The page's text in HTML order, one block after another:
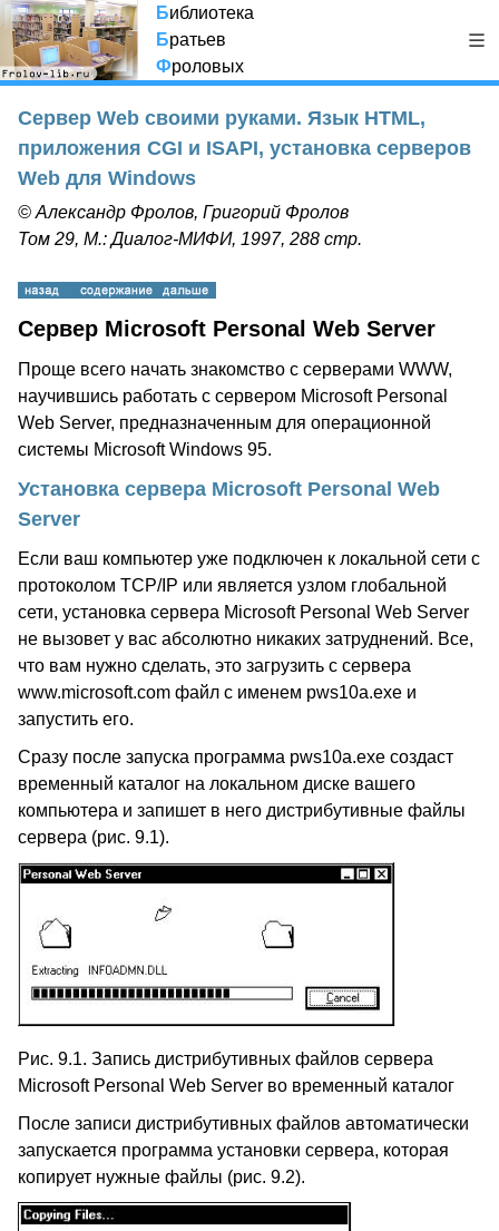
Библиотека
Братьев
Фроловых
Сервер Web своими руками. Язык HTML,
приложения CGI и ISAPI, установка серверов
Web для Windows
© Александр Фролов, Григорий Фролов
Том 29, М.: Диалог-МИФИ, 1997, 288 стр.
Сервер Microsoft Personal Web Server
Проще всего начать знакомство с серверами WWW,
научившись работать с сервером Microsoft Personal
Web Server, предназначенным для операционной
системы Microsoft Windows 95.
Установка сервера Microsoft Personal Web
Server
Если ваш компьютер уже подключен к локальной сети с
протоколом TCP/IP или является узлом глобальной
сети, установка сервера Microsoft Personal Web Server
не вызовет у вас абсолютно никаких затруднений. Все,
что вам нужно сделать, это загрузить с сервера
www.microsoft.com файл с именем pws10a.exe и
запустить его.
Сразу после запуска программа pws10a.exe создаст
временный каталог на локальном диске вашего
компьютера и запишет в него дистрибутивные файлы
сервера (рис. 9.1).
Рис. 9.1. Запись дистрибутивных файлов сервера
Microsoft Personal Web Server во временный каталог
После записи дистрибутивных файлов автоматически
запускается программа установки сервера, которая
копирует нужные файлы (рис. 9.2).